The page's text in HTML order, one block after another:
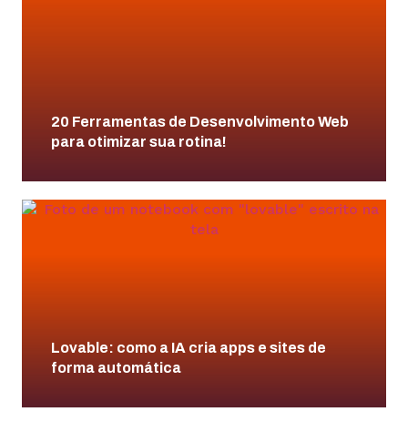
20 Ferramentas de Desenvolvimento Web
para otimizar sua rotina!
Lovable: como a IA cria apps e sites de
forma automática